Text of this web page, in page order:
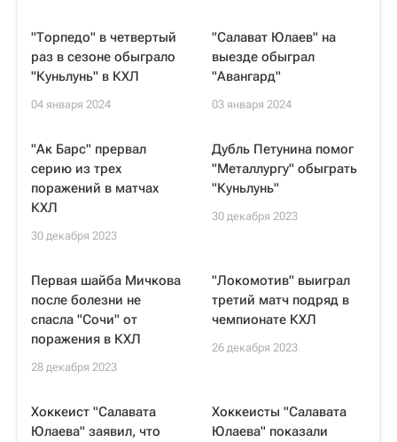
"Торпедо" в четвертый
раз в сезоне обыграло
"Куньлунь" в КХЛ
04 января 2024
"Салават Юлаев" на
выезде обыграл
"Авангард"
03 января 2024
"Ак Барс" прервал
серию из трех
поражений в матчах
КХЛ
30 декабря 2023
Дубль Петунина помог
"Металлургу" обыграть
"Куньлунь"
30 декабря 2023
Первая шайба Мичкова
после болезни не
спасла "Сочи" от
поражения в КХЛ
28 декабря 2023
"Локомотив" выиграл
третий матч подряд в
чемпионате КХЛ
26 декабря 2023
Хоккеист "Салавата
Юлаева" заявил, что
Хоккеисты "Салавата
Юлаева" показали